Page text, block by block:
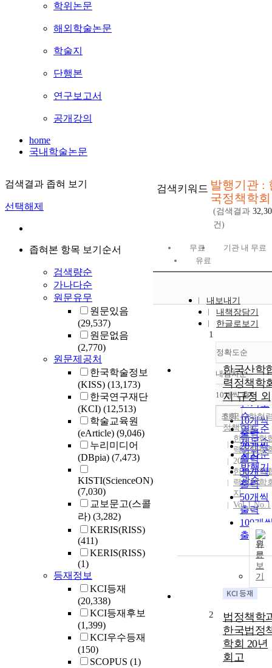
학위논문
해외학술논문
학술지
단행본
연구보고서
공개강의
home
국내학술논문
검색결과 좁혀 보기
선택해제
좁혀본 항목 보기순서
검색량순
가나다순
원문유무
원문있음
(29,537)
원문없음
(2,770)
원문제공처
한국학술정보
(KISS) (13,173)
한국연구재단
(KCI) (12,513)
학술교육원
(eArticle) (9,046)
누리미디어
(DBpia) (7,473)
KISTI(ScienceON)
(7,030)
교보문고(스콜
라) (3,282)
KERIS(RISS)
(411)
KERIS(RISS)
(1)
등재정보
KCI등재
(20,338)
KCI등재후보
(1,399)
KCI우수등재
(150)
SCOPUS (1)
검색키워드 발행기관 :
국정책학회
(검색결과
건)
무료
기관 내 무료
유료
내보내기
내책장담기
한글로보기
정확도순
정확도
순
인기도
순
연도순
제목순
저자순
발행기
관순
내림차순
내림차
10개씩 출력
10개씩
출력
20개씩
출력
30개씩
출력
50개씩
출력
100개
출력
조회
1
한국산학
력정책학
지 규정 외
한국산학협
정책학회
한국산학
력정책학
2021
한국산학
력정책학
지
Vol.1 No.1
원
문
보
기
2
법정책학
한국법정
학회 20년
회고